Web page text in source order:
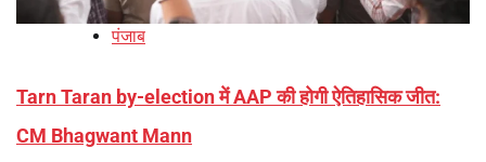
पंजाब
Tarn Taran by-election में AAP की होगी ऐतिहासिक जीत:
CM Bhagwant Mann